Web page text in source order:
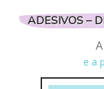
ADESIVOS –
e a